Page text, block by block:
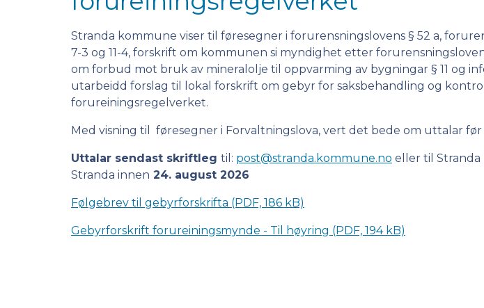
Stranda kommune viser til føresegner i forurensningslovens § 52 a,
7-3 og 11-4, forskrift om kommunen si myndighet etter
om forbud mot bruk av mineralolje til oppvarming av bygningar § 11 og
utarbeidd forslag til lokal forskrift om gebyr for saksbehandling og
forureiningsregelverket.
Med visning til føresegner i Forvaltningslova, vert det bede om uttalar
Uttalar sendast skriftleg til: post@stranda.kommune.no eller til Stranda
Stranda innen 24. august 2026
Følgebrev til gebyrforskrifta (PDF, 186 kB)
Gebyrforskrift forureiningsmynde - Til høyring (PDF, 194 kB)